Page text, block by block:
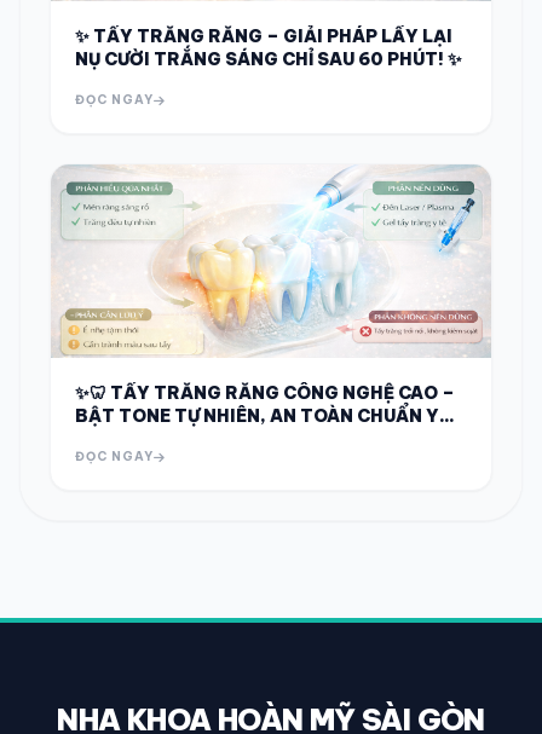
✨ TẨY TRẮNG RĂNG – GIẢI PHÁP LẤY LẠI
NỤ CƯỜI TRẮNG SÁNG CHỈ SAU 60 PHÚT! ✨
ĐỌC NGAY
✨🦷 TẨY TRẮNG RĂNG CÔNG NGHỆ CAO –
BẬT TONE TỰ NHIÊN, AN TOÀN CHUẨN Y
ĐỌC NGAY
NHA KHOA HOÀN MỸ SÀI GÒN